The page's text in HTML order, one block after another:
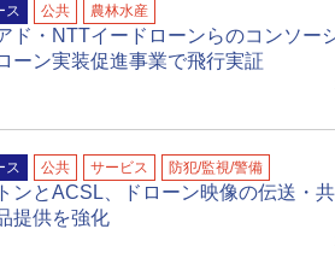
ス 公共 農林水産
ド・NTTイードローンらのコンソー
ーン実装促進事業で飛行実証
ス 公共 サービス 防犯/監視/警備
ンとACSL、ドローン映像の伝送・
提供を強化